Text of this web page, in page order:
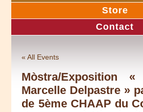
Store
Contact
« All Events
Mòstra/Exposition
Marcelle Delpastre »
de 5ème CHAAP du